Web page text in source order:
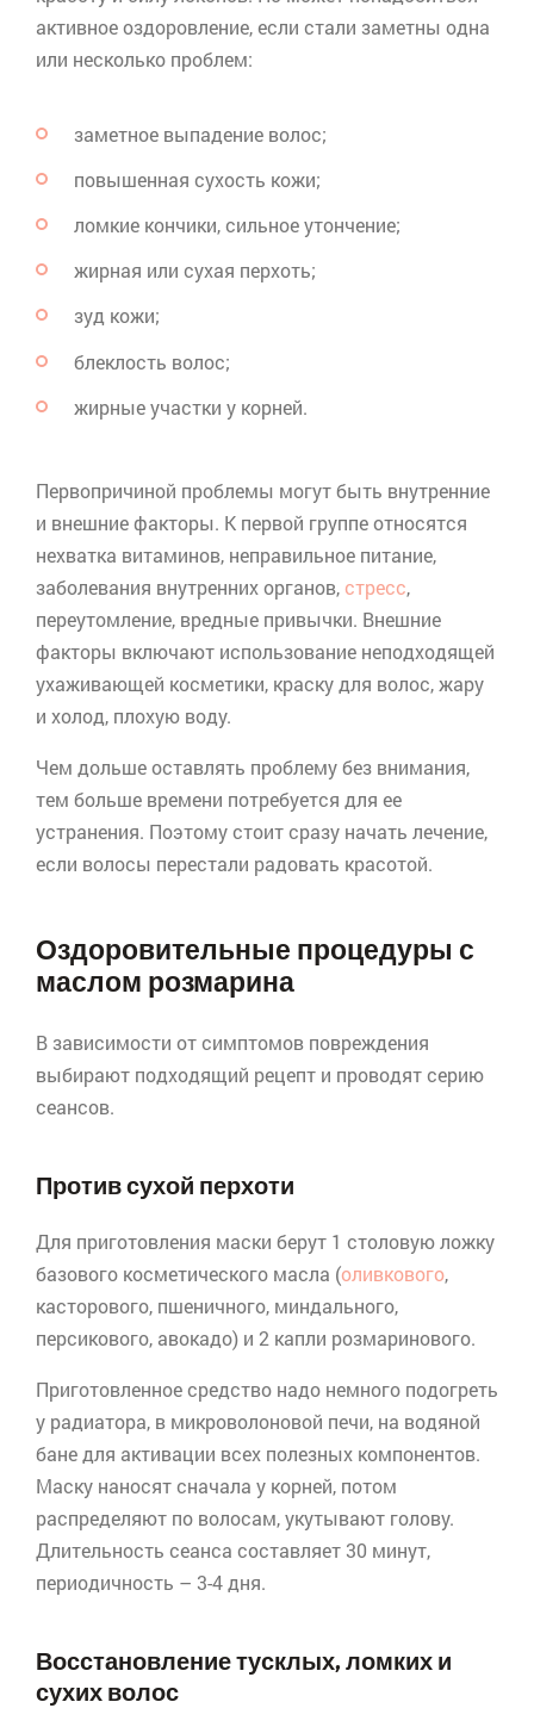
активное оздоровление, если стали заметны одна
или несколько проблем:
заметное выпадение волос;
повышенная сухость кожи;
ломкие кончики, сильное утончение;
жирная или сухая перхоть;
зуд кожи;
блеклость волос;
жирные участки у корней.
Первопричиной проблемы могут быть внутренние
и внешние факторы. К первой группе относятся
нехватка витаминов, неправильное питание,
заболевания внутренних органов,стресс,
переутомление, вредные привычки. Внешние
факторы включают использование неподходящей
ухаживающей косметики, краску для волос, жару
и холод, плохую воду.
Чем дольше оставлять проблему без внимания,
тем больше времени потребуется для ее
устранения. Поэтому стоит сразу начать лечение,
если волосы перестали радовать красотой.
Оздоровительные процедуры с
маслом розмарина
В зависимости от симптомов повреждения
выбирают подходящий рецепт и проводят серию
сеансов.
Против сухой перхоти
Для приготовления маски берут 1 столовую ложку
базового косметического масла (оливкового,
касторового, пшеничного, миндального,
персикового, авокадо) и 2 капли розмаринового.
Приготовленное средство надо немного подогреть
у радиатора, в микроволоновой печи, на водяной
бане для активации всех полезных компонентов.
Маску наносят сначала у корней, потом
распределяют по волосам, укутывают голову.
Длительность сеанса составляет 30 минут,
периодичность – 3-4 дня.
Восстановление тусклых, ломких и
сухих волос